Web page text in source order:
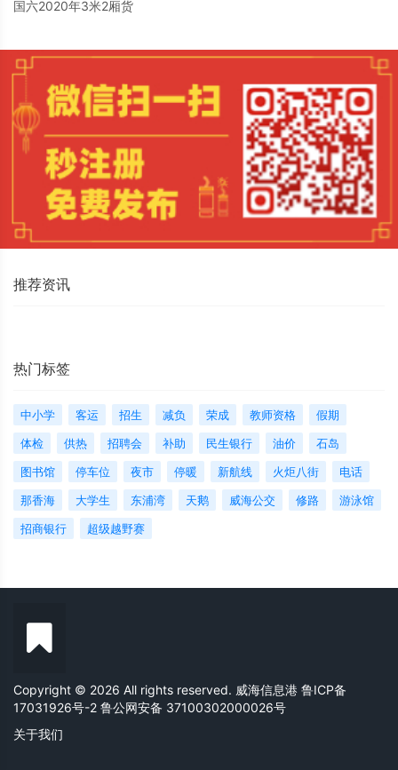
国六2020年3米2厢货
推荐资讯
热门标签
中小学 客运 招生 减负 荣成 教师资格
假期
体检
供热 招聘会 补助 民生银行 油价
石岛
图书馆
停车位 夜市 停暖 新航线 火炬八街
电话
那香海
大学生 东浦湾 天鹅 威海公交 修路
游泳馆
招商银行
超级越野赛
Copyright © 2026 All rights reserved. 威海信息港 鲁ICP备
17031926号-2 鲁公网安备 37100302000026号
关于我们